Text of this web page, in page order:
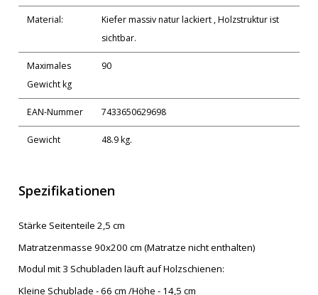
Material:
Kiefer massiv natur lackiert , Holzstruktur ist
sichtbar.
Maximales
Gewicht kg
90
EAN-Nummer 7433650629698
Gewicht 48.9 kg.
Spezifikationen
Stärke Seitenteile 2,5 cm
Matratzenmasse 90x200 cm (Matratze nicht enthalten)
Modul mit 3 Schubladen läuft auf Holzschienen:
Kleine Schublade - 66 cm /Höhe - 14,5 cm